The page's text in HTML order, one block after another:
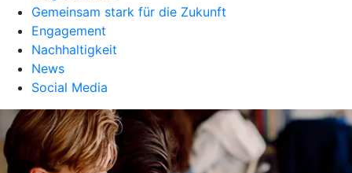
Gemeinsam stark für die Zukunft
Engagement
Nachhaltigkeit
News
Social Media